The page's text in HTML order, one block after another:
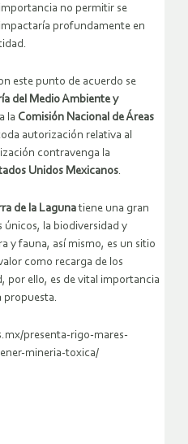
no permitir se
profundamente en
este punto de acuerdo se
del Medio Ambiente y
la Comisión Nacional de Áreas
autorización relativa al
contravenga la
Unidos Mexicanos.
de la Lagunatiene una gran
únicos, la biodiversidad y
y fauna, así mismo, es un sitio
como recarga de los
por ello, es de vital importancia
propuesta.
presenta-rigo-mares-
mineria-toxica/